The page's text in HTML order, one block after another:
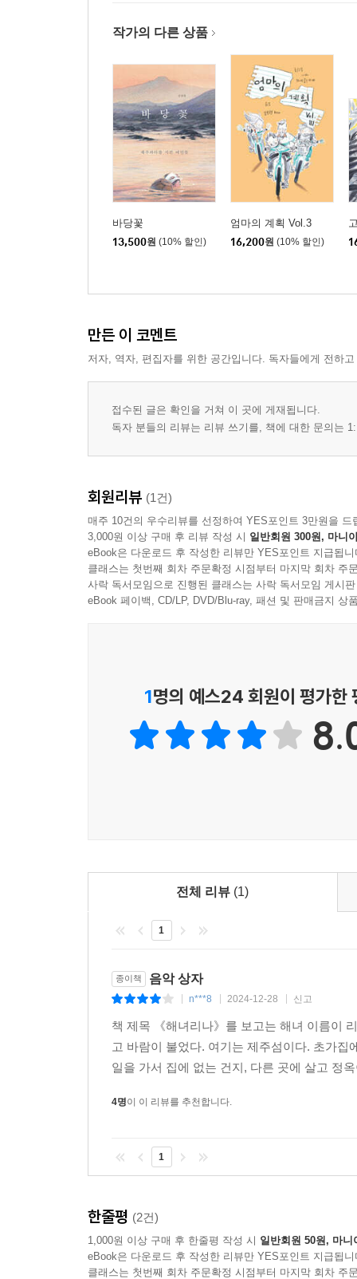
작가의 다른 상품
바당꽃
13,500원 (10% 할인)
엄마의 계획 Vol.3
16,200원 (10% 할인)
만든 이 코멘트
저자, 역자, 편집자를 위한 공간입니다. 독자들에게 전하
접수된 글은 확인을 거쳐 이 곳에 게재됩니다.
독자 분들의 리뷰는 리뷰 쓰기를, 책에 대한 문의는
회원리뷰 (1건)
매주 10건의 우수리뷰를 선정하여 YES포인트 3만원을 드
3,000원 이상 구매 후 리뷰 작성 시 일반회원 300원, 마니
eBook은 다운로드 후 작성한 리뷰만 YES포인트 지급됩니
클래스는 첫번째 회차 주문확정 시점부터 마지막 회차 주
사락 독서모임으로 진행된 클래스는 사락 독서모임 게시
eBook 페이백, CD/LP, DVD/Blu-ray, 패션 및 판매금지 상
1명의 예스24 회원이 평가한
전체 리뷰 (1)
1
종이책 음악 상자
n***8 2024-12-28 신고
책 제목 《해녀리나》를 보고는 해녀 이름이
고 바람이 불었다. 여기는 제주섬이다. 초가
일을 가서 집에 없는 건지, 다른 곳에 살고 정
4명이 이 리뷰를 추천합니다.
1
한줄평 (2건)
1,000원 이상 구매 후 한줄평 작성 시 일반회원 50원, 마니
eBook은 다운로드 후 작성한 리뷰만 YES포인트 지급됩니
클래스는 첫번째 회차 주문확정 시점부터 마지막 회차 주